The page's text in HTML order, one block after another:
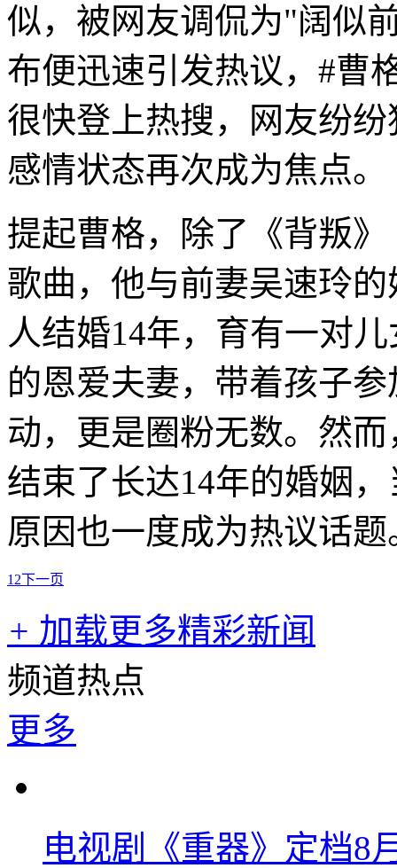
似，被网友调侃为"阔似
布便迅速引发热议，#曹
很快登上热搜，网友纷
感情状态再次成为焦点。
提起曹格，除了《背叛
歌曲，他与前妻吴速玲
人结婚14年，育有一对
的恩爱夫妻，带着孩子
动，更是圈粉无数。然
结束了长达14年的婚姻
原因也一度成为热议话题
1 2下一页
+ 加载更多精彩新闻
频道热点
更多
电视剧《重器》定档8